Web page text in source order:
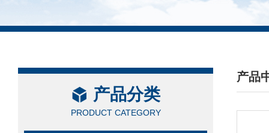
产品分类
PRODUCT CATEGORY
产品
/